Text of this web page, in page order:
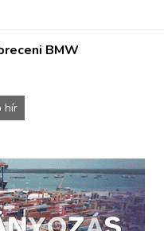
BMW
hír